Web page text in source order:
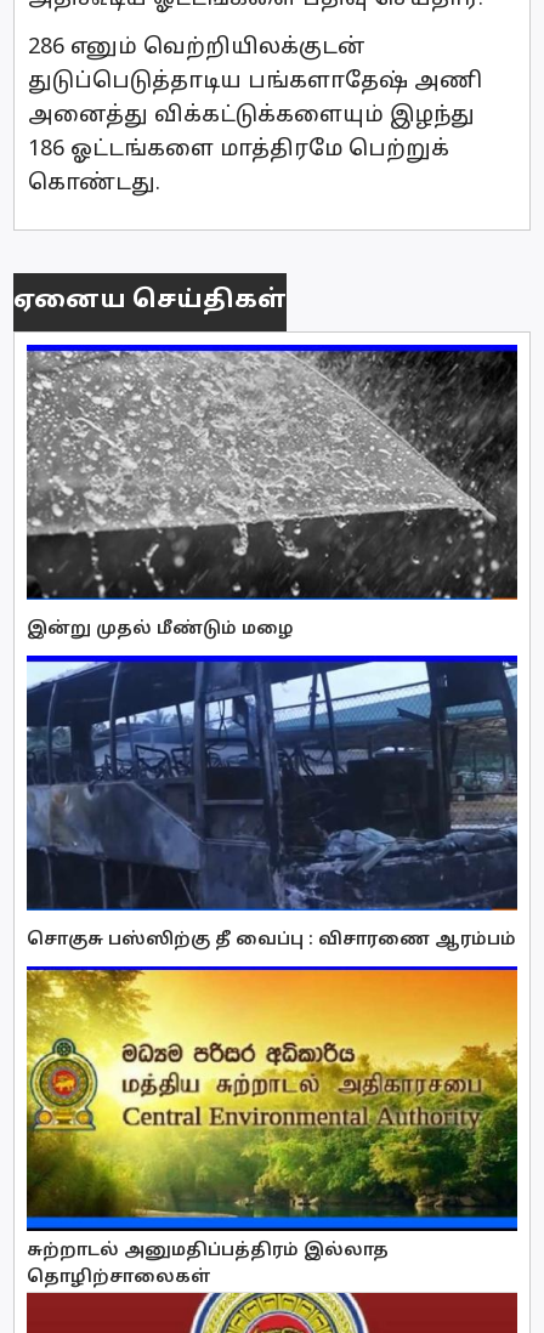
286 எனும் வெற்றியிலக்குடன்
துடுப்பெடுத்தாடிய பங்களாதேஷ் அணி
அனைத்து விக்கட்டுக்களையும் இழந்து
186 ஓட்டங்களை மாத்திரமே பெற்றுக்
கொண்டது.
ஏனைய செய்திகள்
இன்று முதல் மீண்டும் மழை
சொகுசு பஸ்ஸிற்கு தீ வைப்பு : விசாரணை ஆரம்பம்
சுற்றாடல் அனுமதிப்பத்திரம் இல்லாத
தொழிற்சாலைகள்